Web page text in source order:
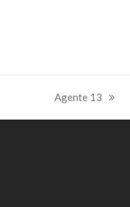
next
post:
Agente 13